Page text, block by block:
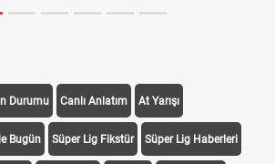
Durumu Canlı Anlatım At Yarışı
Bugün Süper Lig Fikstür Süper Lig Haberleri